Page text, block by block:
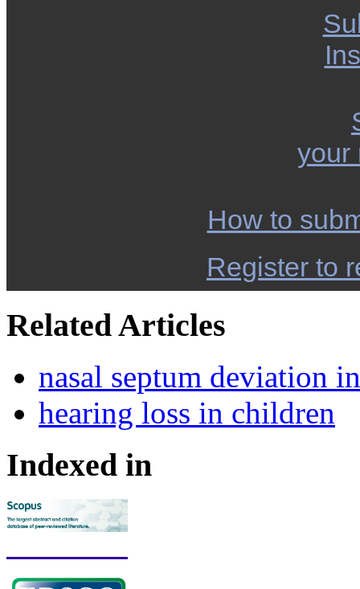
your
How to
Register to
Related Articles
nasal septum deviation
hearing loss in children
Indexed in